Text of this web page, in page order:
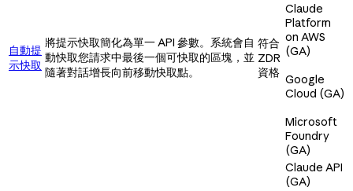
自動提
示快取
將提示快取簡化為單一 API 參數。系統會自
動快取您請求中最後一個可快取的區塊，並
隨著對話增長向前移動快取點。
符合
ZDR
資格
Claude
Platform
on AWS
(GA)
Google
Cloud (GA)
Microsoft
Foundry
(GA)
Claude API
(GA)